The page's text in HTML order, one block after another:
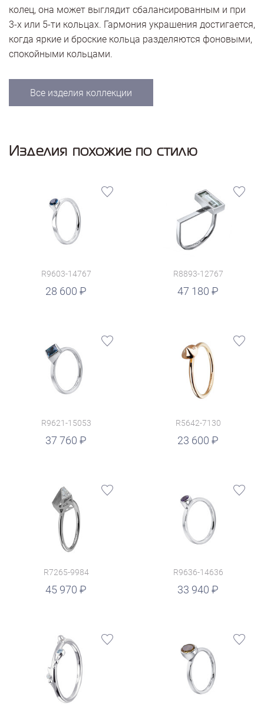
колец, она может выглядит сбалансированным и при
3-х или 5-ти кольцах. Гармония украшения достигается,
когда яркие и броские кольца разделяются фоновыми,
спокойными кольцами.
Все изделия коллекции
Изделия похожие по стилю
R9603-14767
28 600
R8893-12767
47 180
R9621-15053
37 760
R5642-7130
23 600
R7265-9984
45 970
R9636-14636
33 940